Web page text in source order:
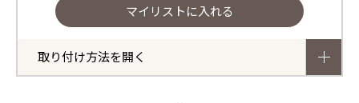
取り付け方法を開く